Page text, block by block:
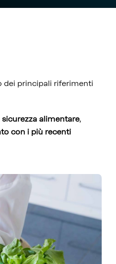
dei principali riferimenti
alimentare,
con i più recenti